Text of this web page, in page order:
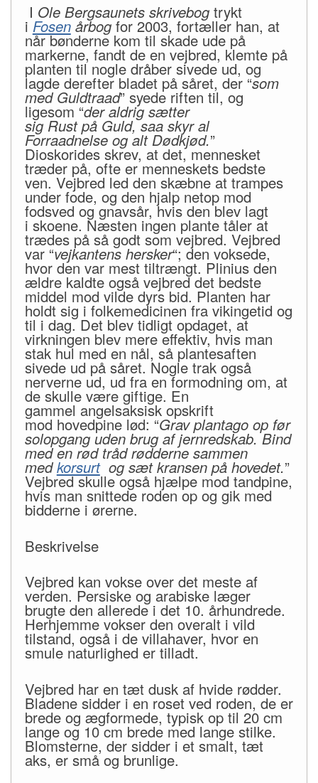
I Ole Bergsaunets skrivebogtrykt
i Fosenårbogfor 2003, fortæller han, at
når bønderne kom til skade ude på
markerne, fandt de en vejbred, klemte på
planten til nogle dråber sivede ud, og
lagde derefter bladet på såret, der “som
med Guldtraad” syede riften til, og
ligesom “der aldrig sætter
sig Rust på Guld, saa skyr al
Forraadnelse og alt Dødkjød.”
Dioskorides skrev, at det, mennesket
træder på, ofte er menneskets bedste
ven. Vejbred led den skæbne at trampes
under fode, og den hjalp netop mod
fodsved og gnavsår, hvis den blev lagt
i skoene. Næsten ingen plante tåler at
trædes på så godt som vejbred. Vejbred
var “vejkantens hersker“; den voksede,
hvor den var mest tiltrængt. Plinius den
ældre kaldte også vejbred det bedste
middel mod vilde dyrs bid. Planten har
holdt sig i folkemedicinen fra vikingetid og
til i dag. Det blev tidligt opdaget, at
virkningen blev mere effektiv, hvis man
stak hul med en nål, så plantesaften
sivede ud på såret. Nogle trak også
nerverne ud, ud fra en formodning om, at
de skulle være giftige. En
gammel angelsaksisk opskrift
mod hovedpine lød: “Grav plantago op før
solopgang uden brug af jernredskab. Bind
med en rød tråd rødderne sammen
medkorsurt og sæt kransen på hovedet.”
Vejbred skulle også hjælpe mod tandpine,
hvis man snittede roden op og gik med
bidderne i ørerne.
Beskrivelse
Vejbred kan vokse over det meste af
verden. Persiske og arabiske læger
brugte den allerede i det 10. århundrede.
Herhjemme vokser den overalt i vild
tilstand, også i de villahaver, hvor en
smule naturlighed er tilladt.
Vejbred har en tæt dusk af hvide rødder.
Bladene sidder i en roset ved roden, de er
brede og ægformede, typisk op til 20 cm
lange og 10 cm brede med lange stilke.
Blomsterne, der sidder i et smalt, tæt
aks, er små og brunlige.